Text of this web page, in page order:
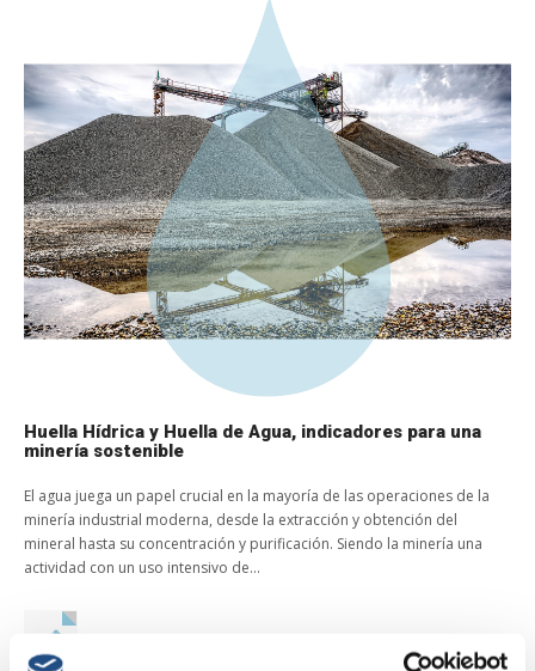
Huella Hídrica y Huella de Agua, indicadores para una
minería sostenible
El agua juega un papel crucial en la mayoría de las operaciones de la
minería industrial moderna, desde la extracción y obtención del
mineral hasta su concentración y purificación. Siendo la minería una
actividad con un uso intensivo de...